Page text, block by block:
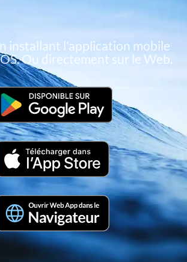
installant l'application mobile
Ou directement sur le Web.